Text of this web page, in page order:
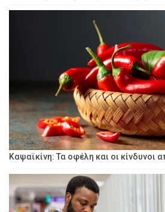
Καψαϊκίνη: Τα οφέλη και οι κίνδυνοι